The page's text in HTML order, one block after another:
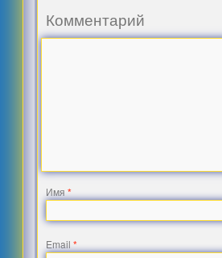
Комментарий
Имя*
Email*